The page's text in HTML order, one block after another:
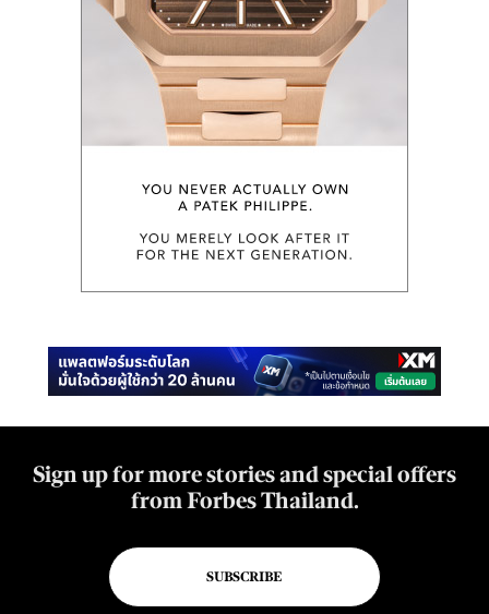
Sign up for more stories and special offers
from Forbes Thailand.
SUBSCRIBE